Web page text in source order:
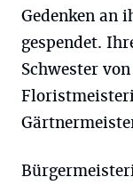
Gedenken an
gespendet.
Schwester